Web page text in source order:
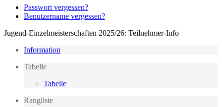
Passwort vergessen?
Benutzername vergessen?
Jugend-Einzelmeisterschaften 2025/26: Teilnehmer-Info
Information
Tabelle
Tabelle
Rangliste